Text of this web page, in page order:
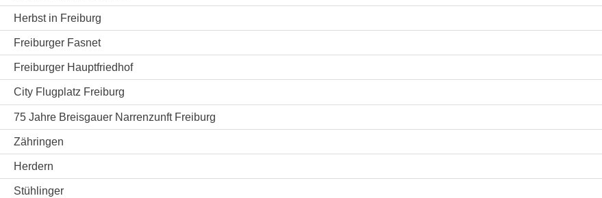
Herbst in Freiburg
Freiburger Fasnet
Freiburger Hauptfriedhof
City Flugplatz Freiburg
75 Jahre Breisgauer Narrenzunft Freiburg
Zähringen
Herdern
Stühlinger